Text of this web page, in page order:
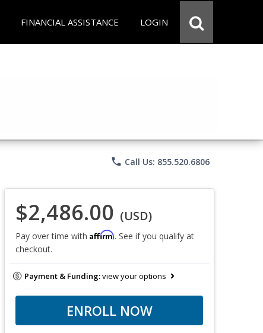
FINANCIAL ASSISTANCE LOGIN
phone Call Us: 855.520.6806
$2,486.00 (USD)
Pay over time with Affirm. See if you qualify at
checkout.
Payment & Funding:view your options
ENROLL NOW